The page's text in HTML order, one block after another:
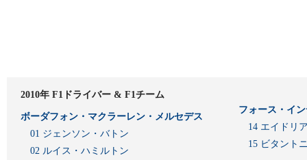
2010年 F1ドライバー & F1チーム
ボーダフォン・マクラーレン・メルセデス
01 ジェンソン・バトン
02 ルイス・ハミルトン
フォース・イ
14 エイドリ
15 ビタント